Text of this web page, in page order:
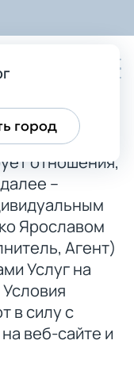
город
отношения,
–
Ярославом
Агент)
Услуг на
в силу с
веб-сайте и